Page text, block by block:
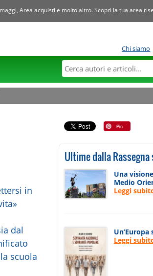
Area acquisti e molto altro. Scopri la tua area
Chi siamo
in
dal
scuola
Ultime dalla
Una
Medio
Leggi
Leggi